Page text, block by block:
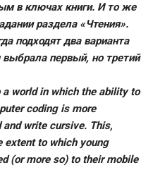
в ключах книги. И то же
раздела «Чтения».
подходят два варианта
первый, но третий
world in which the ability to
coding is more
write cursive. This,
extent to which young
(or more so) to their mobile